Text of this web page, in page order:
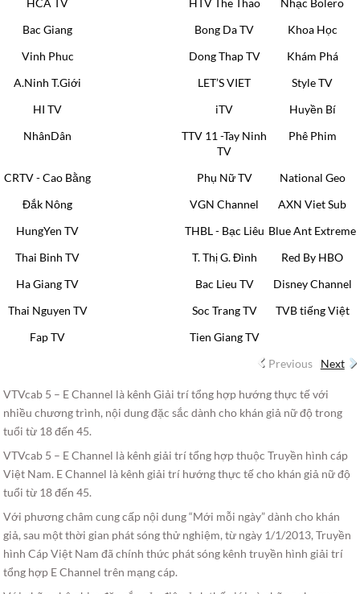
HCA TV HTV The Thao
Nhạc Bolero
Bac Giang
Bong Da TV
Khoa Học
Vinh Phuc
Dong Thap TV
Khám Phá
A.Ninh T.Giới
LET’S VIET
Style TV
HI TV
iTV
Huyền Bí
NhânDân
TTV 11 -Tay Ninh
TV
Phê Phim
CRTV - Cao Bằng Phụ Nữ TV
National Geo
Đắk Nông
VGN Channel
AXN Viet Sub
HungYen TV
THBL - Bạc Liêu Blue Ant Extreme
Thai Binh TV
T. Thị G. Đình
Red By HBO
Ha Giang TV
Bac Lieu TV
Disney Channel
Thai Nguyen TV
Soc Trang TV
TVB tiếng Việt
Fap TV
Tien Giang TV
Previous
Next
VTVcab 5 – E Channel là kênh Giải trí tổng hợp hướng thực tế với
nhiều chương trình, nội dung đặc sắc dành cho khán giả nữ độ trong
tuổi từ 18 đến 45.
VTVcab 5 – E Channel là kênh giải trí tổng hợp thuộc Truyền hình cáp
Việt Nam. E Channel là kênh giải trí hướng thực tế cho khán giả nữ độ
tuổi từ 18 đến 45.
Với phương châm cung cấp nội dung “Mới mỗi ngày” dành cho khán
giả, sau một thời gian phát sóng thử nghiệm, từ ngày 1/1/2013, Truyền
hình Cáp Việt Nam đã chính thức phát sóng kênh truyền hình giải trí
tổng hợp E Channel trên mạng cáp.